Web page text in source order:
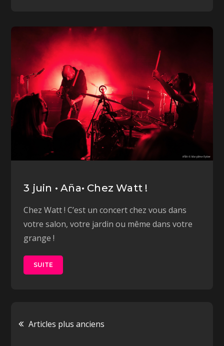
3 juin • Aña• Chez Watt !
Chez Watt ! C’est un concert chez vous dans
votre salon, votre jardin ou même dans votre
grange !
SUITE
Navigation
Articles plus anciens